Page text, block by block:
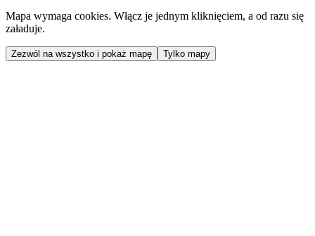
Mapa wymaga cookies. Włącz je jednym kliknięciem, a od razu się
załaduje.
Zezwól na wszystko i pokaż mapę Tylko mapy